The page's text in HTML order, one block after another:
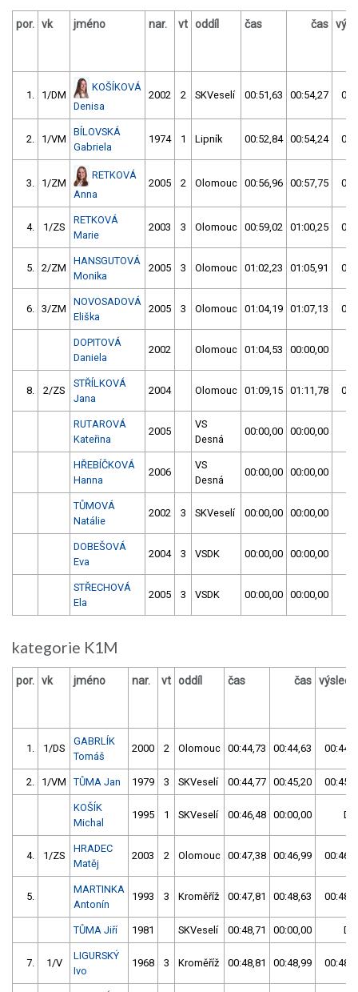
por. vk jméno nar. vt oddíl čas čas
1. 1/DM
KOŠÍKOVÁ
Denisa
2002 2 SKVeselí 00:51,63 00:54,27
2. 1/VM
BÍLOVSKÁ
Gabriela
1974 1 Lipník 00:52,84 00:54,24
3. 1/ZM
RETKOVÁ
Anna
2005 2 Olomouc 00:56,96 00:57,75
4. 1/ZS
RETKOVÁ
Marie
2003 3 Olomouc 00:59,02 01:00,25
5. 2/ZM
HANSGUTOVÁ
Monika
2005 3 Olomouc 01:02,23 01:05,91
6. 3/ZM
NOVOSADOVÁ
Eliška
2005 3 Olomouc 01:04,19 01:07,13
DOPITOVÁ
Daniela
2002 Olomouc 01:04,53 00:00,00
8. 2/ZS
STŘÍLKOVÁ
Jana
2004 Olomouc 01:09,15 01:11,78
RUTAROVÁ
Kateřina
2005
VS
Desná
00:00,00 00:00,00
HŘEBÍČKOVÁ
Hanna
2006
VS
Desná
00:00,00 00:00,00
TŮMOVÁ
Natálie
2002 3 SKVeselí 00:00,00 00:00,00
DOBEŠOVÁ
Eva
2004 3 VSDK 00:00,00 00:00,00
STŘECHOVÁ
Ela
2005 3 VSDK 00:00,00 00:00,00
kategorie K1M
por. vk jméno nar. vt oddíl čas čas
1. 1/DS
GABRLÍK
Tomáš
2000 2 Olomouc 00:44,73 00:44,63
2. 1/VM TŮMA Jan 1979 3 SKVeselí 00:44,77 00:45,20
KOŠÍK
Michal
1995 1 SKVeselí 00:46,48 00:00,00
4. 1/ZS
HRADEC
Matěj
2003 2 Olomouc 00:47,38 00:46,99
5.
MARTINKA
Antonín
1993 3 Kroměříž 00:47,81 00:48,63
TŮMA Jiří 1981 SKVeselí 00:48,71 00:00,00
7. 1/V
LIGURSKÝ
Ivo
1968 3 Kroměříž 00:48,81 00:48,99